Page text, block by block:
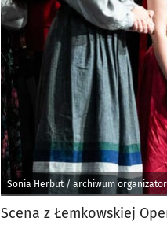
Sonia Herbut / archiwum
Scena z Łemkowskiej